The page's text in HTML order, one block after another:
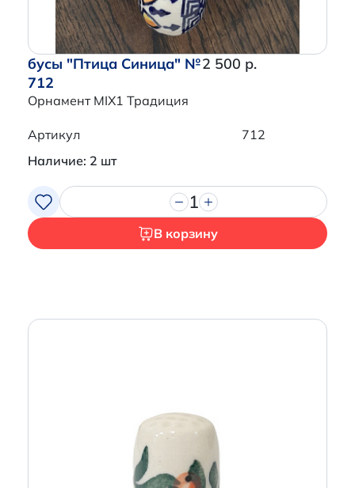
бусы "Птица Синица" №
712
Орнамент MIX1 Традиция
2 500 р.
Артикул
712
Наличие: 2 шт
1
В корзину